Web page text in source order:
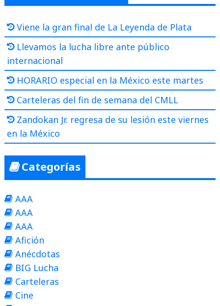
Viene la gran final de La Leyenda de Plata
Llevamos la lucha libre ante público
internacional
HORARIO especial en la México este martes
Carteleras del fin de semana del CMLL
Zandokan Jr. regresa de su lesión este viernes
en la México
Categorías
AAA
AAA
AAA
Afición
Anécdotas
BIG Lucha
Carteleras
Cine